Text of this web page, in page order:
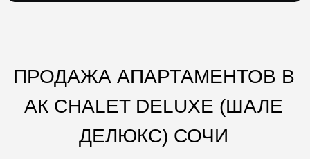
ПРОДАЖА АПАРТАМЕНТОВ В
АК CHALET DELUXE (ШАЛЕ
ДЕЛЮКС) СОЧИ